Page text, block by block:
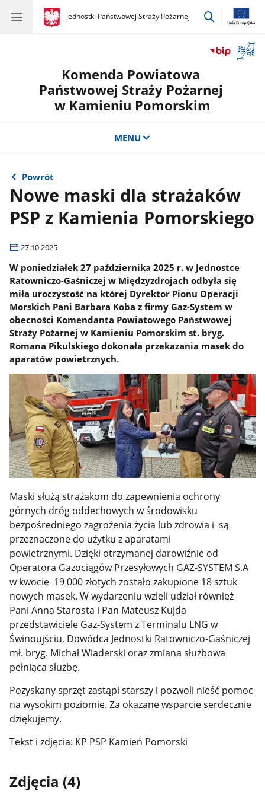
gov.pl
Jednostki Państwowej Straży Pożarnej
gov.pl
Jednostki
przejdź
okno
Komenda Powiatowa
Państwowej Straży Pożarnej
w Kamieniu Pomorskim
MENU
Powrót
Nowe maski dla strażaków
PSP z Kamienia Pomorskiego
27.10.2025
W poniedziałek 27 października 2025 r. w Jednostce
Ratowniczo-Gaśniczej w Międzyzdrojach odbyła się
miła uroczystość na której Dyrektor Pionu Operacji
Morskich Pani Barbara Koba z firmy Gaz-System w
obecności Komendanta Powiatowego Państwowej
Straży Pożarnej w Kamieniu Pomorskim st. bryg.
Romana Pikulskiego dokonała przekazania masek do
aparatów powietrznych.
Maski służą strażakom do zapewnienia ochrony
górnych dróg oddechowych w środowisku
bezpośredniego zagrożenia życia lub zdrowia i są
przeznaczone do użytku z aparatami
powietrznymi. Dzięki otrzymanej darowiźnie od
Operatora Gazociągów Przesyłowych GAZ-SYSTEM S.A
w kwocie 19 000 złotych zostało zakupione 18 sztuk
nowych masek.W wydarzeniu wzięli udział również
Pani Anna Starosta i Pan Mateusz Kujda
przedstawiciele Gaz-System z Terminalu LNG w
Świnoujściu, Dowódca Jednostki Ratowniczo-Gaśniczej
mł. bryg. Michał Wiaderski oraz zmiana służbowa
pełniąca służbę.
Pozyskany sprzęt zastąpi starszy i pozwoli nieść pomoc
na wysokim poziomie. Za okazane wsparcie serdecznie
dziękujemy.
Tekst i zdjęcia: KP PSP Kamień Pomorski
Zdjęcia (4)